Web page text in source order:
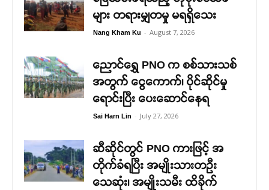
များ တရားမျှတမှု မရရှိသေး
Nang Kham Ku - August 7, 2026
ညောင်ရွှေ PNO က စစ်သားသစ်
အတွက် ငွေကောက်၊ ပိုင်ဆိုင်မှု
ရောင်းပြီး ပေးဆောင်နေရ
Sai Harn Lin - July 27, 2026
ဆီဆိုင်တွင် PNO ကားဖြင့် အ
တိုက်ခံရပြီး အမျိုးသားတဉီး
သေဆုံး၊ အမျိုးသမီး ထိခိုက်